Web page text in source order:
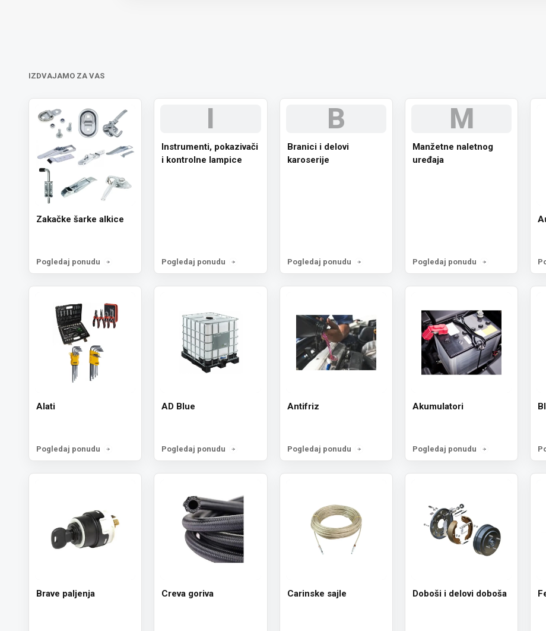
IZDVAJAMO ZA VAS
Zakačke šarke alkice
Pogledaj ponudu
I
Instrumenti, pokazivači
i kontrolne lampice
Pogledaj ponudu
B
Branici i delovi
karoserije
Pogledaj ponudu
M
Manžetne naletnog
uređaja
Pogledaj ponudu
Alati
Pogledaj ponudu
AD Blue
Pogledaj ponudu
Antifriz
Pogledaj ponudu
Akumulatori
Pogledaj ponudu
Brave paljenja Creva goriva Carinske sajle Doboši i delovi doboša